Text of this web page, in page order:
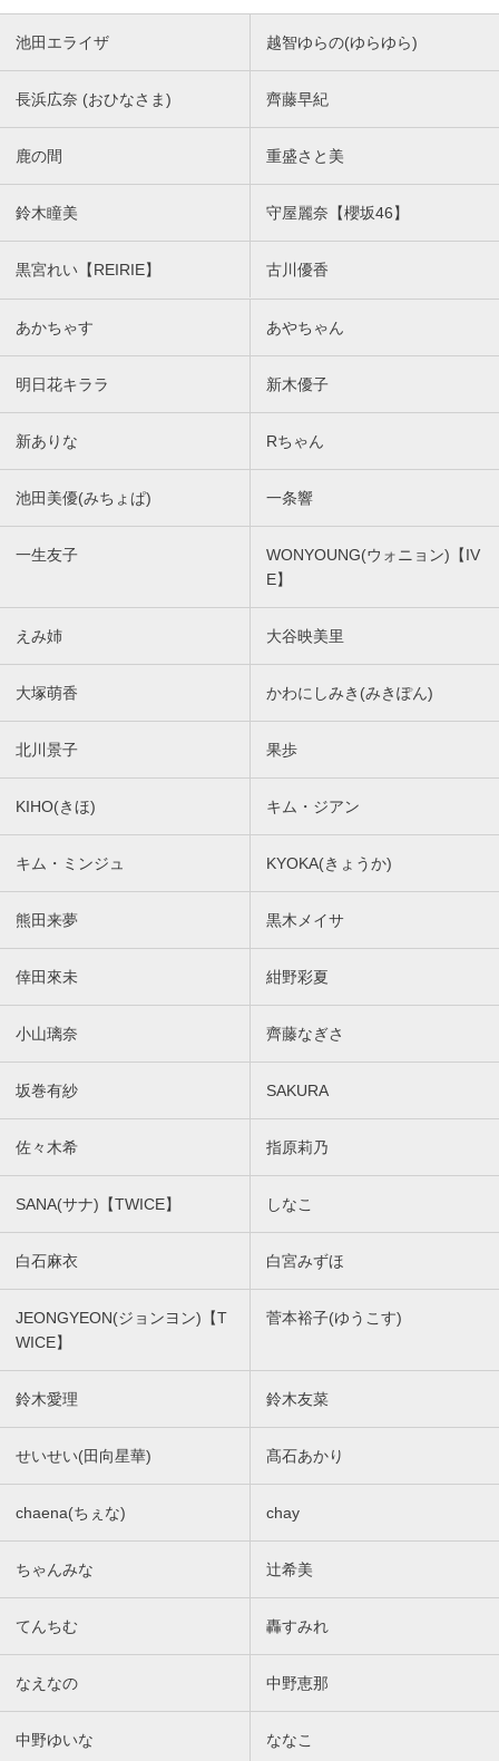
池田エライザ 越智ゆらの(ゆらゆら)
長浜広奈 (おひなさま) 齊藤早紀
鹿の間 重盛さと美
鈴木瞳美 守屋麗奈【櫻坂46】
黒宮れい【REIRIE】 古川優香
あかちゃす あやちゃん
明日花キララ 新木優子
新ありな Rちゃん
池田美優(みちょぱ) 一条響
一生友子
WONYOUNG(ウォニョン)【IV
E】
えみ姉 大谷映美里
大塚萌香 かわにしみき(みきぽん)
北川景子 果歩
KIHO(きほ) キム・ジアン
キム・ミンジュ KYOKA(きょうか)
熊田来夢 黒木メイサ
倖田來未 紺野彩夏
小山璃奈 齊藤なぎさ
坂巻有紗 SAKURA
佐々木希 指原莉乃
SANA(サナ)【TWICE】 しなこ
白石麻衣 白宮みずほ
JEONGYEON(ジョンヨン)【T
WICE】
菅本裕子(ゆうこす)
鈴木愛理 鈴木友菜
せいせい(田向星華) 髙石あかり
chaena(ちぇな) chay
ちゃんみな 辻希美
てんちむ 轟すみれ
なえなの 中野恵那
中野ゆいな ななこ